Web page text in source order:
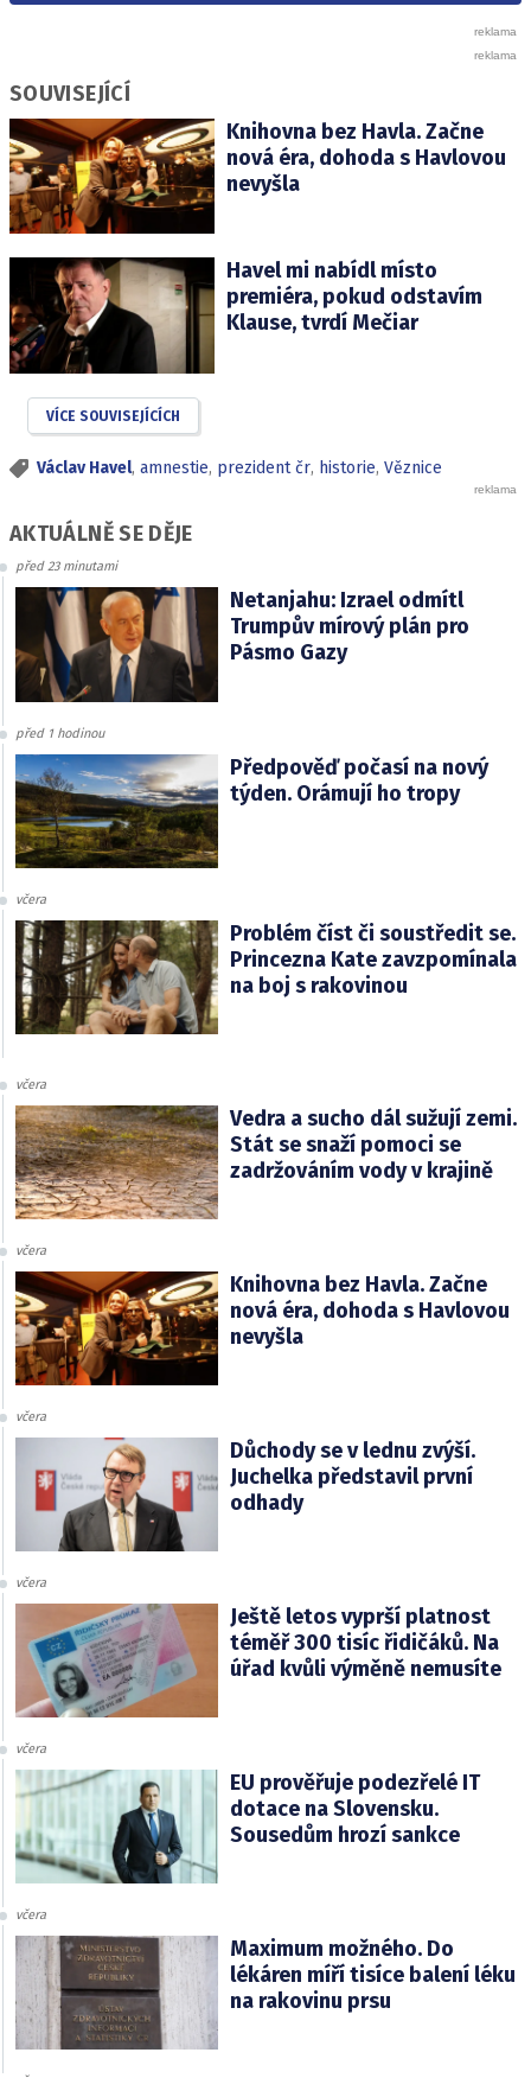
SOUVISEJÍCÍ
Knihovna bez Havla. Začne
nová éra, dohoda s Havlovou
nevyšla
Havel mi nabídl místo
premiéra, pokud odstavím
Klause, tvrdí Mečiar
VÍCE SOUVISEJÍCÍCH
Václav Havel, amnestie, prezident čr, historie, Věznice
AKTUÁLNĚ SE DĚJE
před 23 minutami
Netanjahu: Izrael odmítl
Trumpův mírový plán pro
Pásmo Gazy
před 1 hodinou
Předpověď počasí na nový
týden. Orámují ho tropy
včera
Problém číst či soustředit se.
Princezna Kate zavzpomínala
na boj s rakovinou
včera
Vedra a sucho dál sužují zemi.
Stát se snaží pomoci se
zadržováním vody v krajině
včera
Knihovna bez Havla. Začne
nová éra, dohoda s Havlovou
nevyšla
včera
Důchody se v lednu zvýší.
Juchelka představil první
odhady
včera
Ještě letos vyprší platnost
téměř 300 tisíc řidičáků. Na
úřad kvůli výměně nemusíte
včera
EU prověřuje podezřelé IT
dotace na Slovensku.
Sousedům hrozí sankce
včera
Maximum možného. Do
lékáren míří tisíce balení léku
na rakovinu prsu